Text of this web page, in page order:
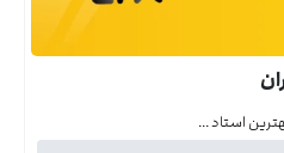
استاد ...